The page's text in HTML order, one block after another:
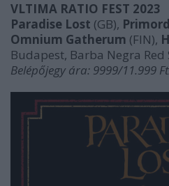
VLTIMA RATIO FEST 2023
Paradise Lost (GB),
Omnium Gatherum (FIN),
Budapest, Barba Negra
Belépőjegy ára: 9999/11.999